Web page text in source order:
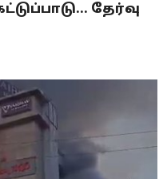
தேர்வு